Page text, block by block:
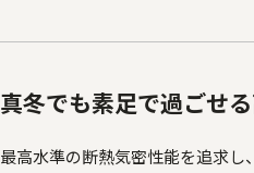
真冬でも素足で過ごせ
最高水準の断熱気密性能を追求し